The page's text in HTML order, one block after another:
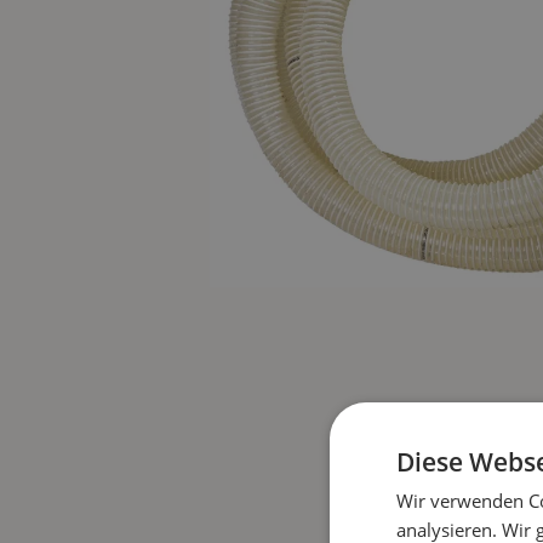
Diese
Wir verwenden
analysieren. Wir